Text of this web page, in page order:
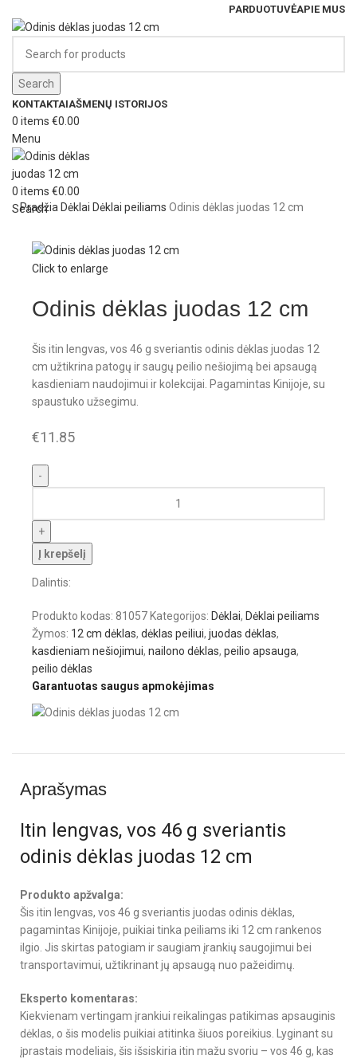
PARDUOTUVĖAPIE MUS
Search
KONTAKTAIAŠMENŲ ISTORIJOS
0 items €0.00
Menu
0 items €0.00
Search
Pradžia Dėklai Dėklai peiliams Odinis dėklas juodas 12 cm
Click to enlarge
Odinis dėklas juodas 12 cm
Šis itin lengvas, vos 46 g sveriantis odinis dėklas juodas 12
cm užtikrina patogų ir saugų peilio nešiojimą bei apsaugą
kasdieniam naudojimui ir kolekcijai. Pagamintas Kinijoje, su
spaustuko užsegimu.
€11.85
Į krepšelį
Dalintis:
Produkto kodas: 81057 Kategorijos: Dėklai, Dėklai peiliams
Žymos: 12 cm dėklas, dėklas peiliui, juodas dėklas,
kasdieniam nešiojimui, nailono dėklas, peilio apsauga,
peilio dėklas
Garantuotas saugus apmokėjimas
Aprašymas
Itin lengvas, vos 46 g sveriantis
odinis dėklas juodas 12 cm
Produkto apžvalga:
Šis itin lengvas, vos 46 g sveriantis juodas odinis dėklas,
pagamintas Kinijoje, puikiai tinka peiliams iki 12 cm rankenos
ilgio. Jis skirtas patogiam ir saugiam įrankių saugojimui bei
transportavimui, užtikrinant jų apsaugą nuo pažeidimų.
Eksperto komentaras:
Kiekvienam vertingam įrankiui reikalingas patikimas apsauginis
dėklas, o šis modelis puikiai atitinka šiuos poreikius. Lyginant su
įprastais modeliais, šis išsiskiria itin mažu svoriu – vos 46 g, kas